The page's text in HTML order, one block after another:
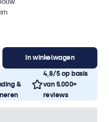
In winkelwagen
&
4,8/5 op basis
van 5.000+
reviews